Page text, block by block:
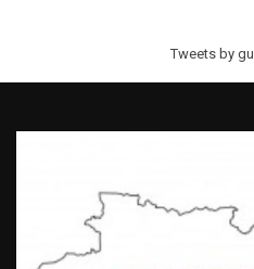
Tweets by